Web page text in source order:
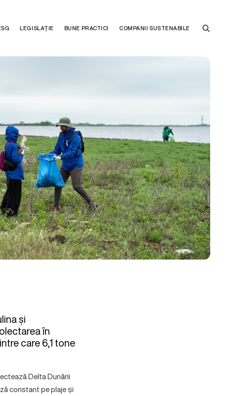
LEGISLAȚIE BUNE PRACTICI COMPANII SUSTENABILE
și
în
care 6,1 tone
Delta Dunării
constant pe plaje și